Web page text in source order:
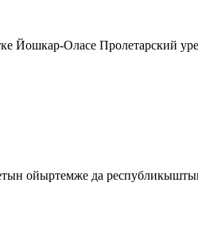
Йошкар-Оласе Пролетарский
ойыртемже да